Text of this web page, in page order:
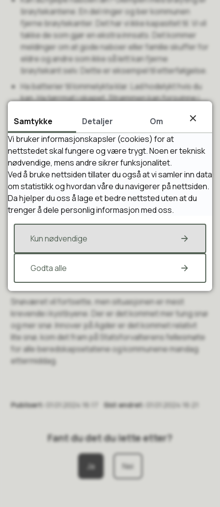
brøytekantene. En del ringer og ber kommunen
fjerne brøytekanter. Det har vi ikke kapasitet til. Vi vil
takke de som gjør en ekstra innsats. Det kommer
meldinger om at gode naboer eller familie skuffer for
eldre og andre som ikke så lett kan fjerne
brøytekant selv. Dette er eksempel til etterfølgelse.
Ha batterier til lommelykta klar. Lad hodelykt hvis du
kan. Ha tørrmat i skapet. Strømmen kan forsvinne i
innbyggere som har hatt strømbrudd - e-verkenes
mannskaper jobber for fullt.
God kontroll
I kommunen gjennomgikk vi beredskapen ekstra før
nyttårshelga og kalte inn ekstramannskaper. Alle
enhetene har vært tett på situasjonen. Det meldes om
hjemmetjenestene og de som brøyter for å sikre
framkommelighet. De brukere der vi ikke kan rekke å
komme akkurat på tida, har vi dialog og god kontakt
med.
Snøværet vil fortsette, men situasjonen er mest
krevende i kystbyene. Der er det kommet mer tung snø
og mer snø. Innover på Agder er det kommet relativt
lite snø, kom det fram på Statsforvalterens fellesmøte
for alle beredskapsetatene og kommunene mandag
ettermiddag.
Publisert 01.01.2024 16:17 Sist endret 01.01.2024 16:21
Fant du det du lette etter?
Ja Nei
Samtykke Detaljer
Om
Vi bruker informasjonskapsler (cookies) for at
nettstedet skal fungere og være trygt. Noen er teknisk
nødvendige, mens andre sikrer funksjonalitet.
Ved å bruke nettsiden tillater du også at vi samler inn data
om statistikk og hvordan våre du navigerer på nettsiden.
Da hjelper du oss å lage et bedre nettsted uten at du
trenger å dele personlig informasjon med oss.
Kun nødvendige
Godta alle